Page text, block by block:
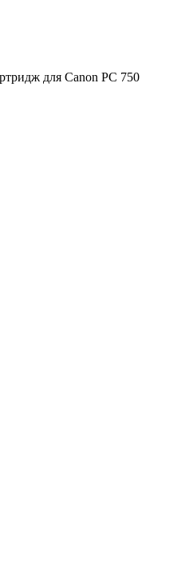
для Canon PC 750